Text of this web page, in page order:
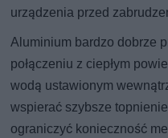
urządzenia przed
Aluminium bardzo dobrze
połączeniu z ciepłym
wodą ustawionym
wspierać szybsze
ograniczyć konieczność